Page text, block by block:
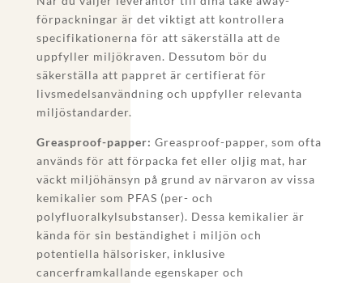
förpackningar är det viktigt att kontrollera
specifikationerna för att säkerställa att de
uppfyller miljökraven. Dessutom bör du
säkerställa att pappret är certifierat för
livsmedelsanvändning och uppfyller relevanta
miljöstandarder.
Greasproof-papper: Greasproof-papper, som ofta
används för att förpacka fet eller oljig mat, har
väckt miljöhänsyn på grund av närvaron av vissa
kemikalier som PFAS (per- och
polyfluoralkylsubstanser). Dessa kemikalier är
kända för sin beständighet i miljön och
potentiella hälsorisker, inklusive
cancerframkallande egenskaper och